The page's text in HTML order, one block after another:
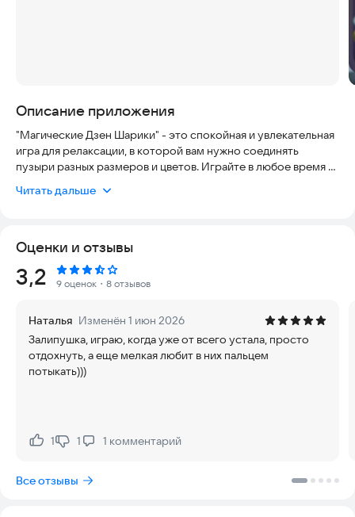
Описание приложения
"Магические Дзен Шарики" - это спокойная и увлекательная
игра для релаксации, в которой вам нужно соединять
пузыри разных размеров и цветов. Играйте в любое время и
наблюдая, как они падают и исчезают, принося удовольствие
Для любителей соревнований Магические Дзен Шарики
сравнить свои результаты с результатами других игроков.
Присоединяйтесь к сообществу и проверьте свои навыки.
Основные возможности:
Расслабление и удовольствие: отличная игра для
Мобильность: Играйте в любое время и в любом месте.
Читать дальше
Оценки и отзывы
Рейтинг:
3,2 9 оценок ・8 отзывов
Наталья Изменён 1 июн 2026
Залипушка, играю, когда уже от всего устала, просто
отдохнуть, а еще мелкая любит в них пальцем
потыкать)))
Нравится:
1Не нравится:
1 1 комментарий
Все отзывы